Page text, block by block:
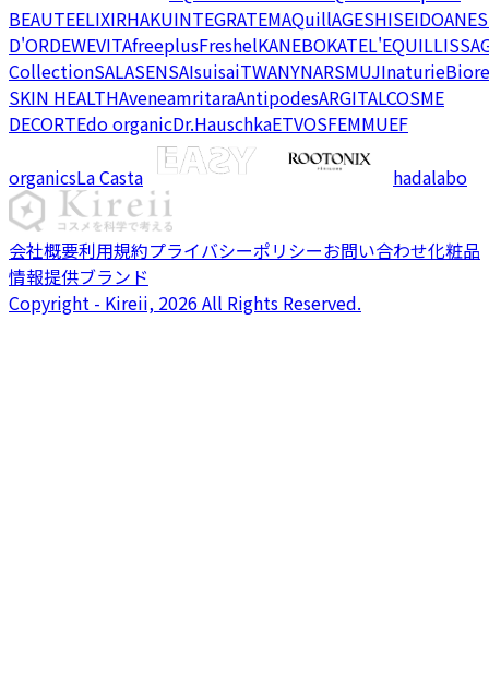
BEAUTEELIXIRHAKUINTEGRATEMAQuillAGESHISEIDO
D'ORDEWEVITAfreeplusFreshelKANEBOKATEL'EQUIL
CollectionSALASENSAIsuisaiTWANYNARSMUJInaturieBiore
SKIN HEALTHAveneamritaraAntipodesARGITALCOSME
DECORTEdo organicDr.HauschkaETVOSFEMMUEF
organicsLa Casta hadalabo
会社概要利用規約プライバシーポリシーお問い合わせ化粧品
情報提供ブランド
Copyright - Kireii, 2026 All Rights Reserved.